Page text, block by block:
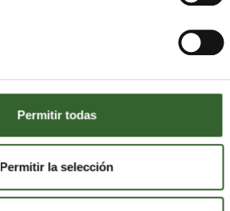
Permitir todas
Permitir la selección
en
DE
SL
enGirona